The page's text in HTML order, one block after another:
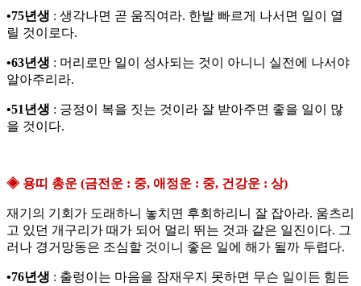
•75년생 : 생각나면 곧 움직여라. 한발 빠르게 나서면 일이 열
릴 것이로다.
•63년생 : 머리로만 일이 성사되는 것이 아니니 실전에 나서야
알아주리라.
•51년생 : 긍정이 복을 짓는 것이라 잘 받아주면 좋을 일이 많
을 것이다.
◈ 용띠 총운 (금전운 : 중, 애정운 : 중, 건강운 : 상)
재기의 기회가 도래하니 놓치면 후회하리니 잘 잡아라. 움츠리
고 있던 개구리가 때가 되어 멀리 뛰는 것과 같은 일진이다. 그
러나 경거망동은 조심할 것이니 좋은 일에 해가 될까 두렵다.
•76년생 : 출렁이는 마음을 잠재우지 못하면 무슨 일이든 힘든